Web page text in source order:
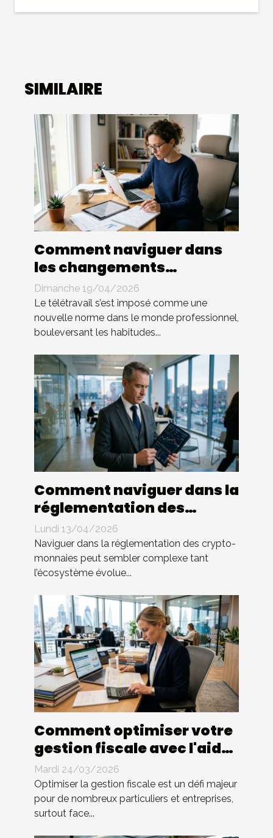
SIMILAIRE
Comment naviguer dans
les changements
législatifs du télétravail ?
Dimanche 19/04/2026
Le télétravail s’est imposé comme une
nouvelle norme dans le monde professionnel,
bouleversant les habitudes...
Comment naviguer dans la
réglementation des
crypto-monnaies ?
Lundi 13/04/2026
Naviguer dans la réglementation des crypto-
monnaies peut sembler complexe tant
l’écosystème évolue...
Comment optimiser votre
gestion fiscale avec l'aide
d'un expert ?
Mardi 24/03/2026
Optimiser la gestion fiscale est un défi majeur
pour de nombreux particuliers et entreprises,
surtout face...